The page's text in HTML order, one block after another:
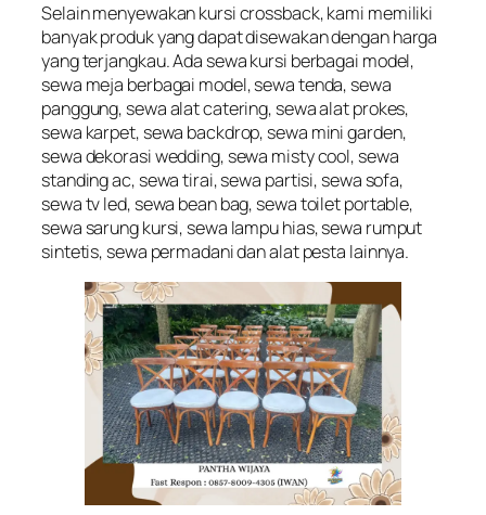
Selain menyewakan kursi crossback, kami memiliki
banyak produk yang dapat disewakan dengan harga
yang terjangkau. Ada sewa kursi berbagai model,
sewa meja berbagai model, sewa tenda, sewa
panggung, sewa alat catering, sewa alat prokes,
sewa karpet, sewa backdrop, sewa mini garden,
sewa dekorasi wedding, sewa misty cool, sewa
standing ac, sewa tirai, sewa partisi, sewa sofa,
sewa tv led, sewa bean bag, sewa toilet portable,
sewa sarung kursi, sewa lampu hias, sewa rumput
sintetis, sewa permadani dan alat pesta lainnya.